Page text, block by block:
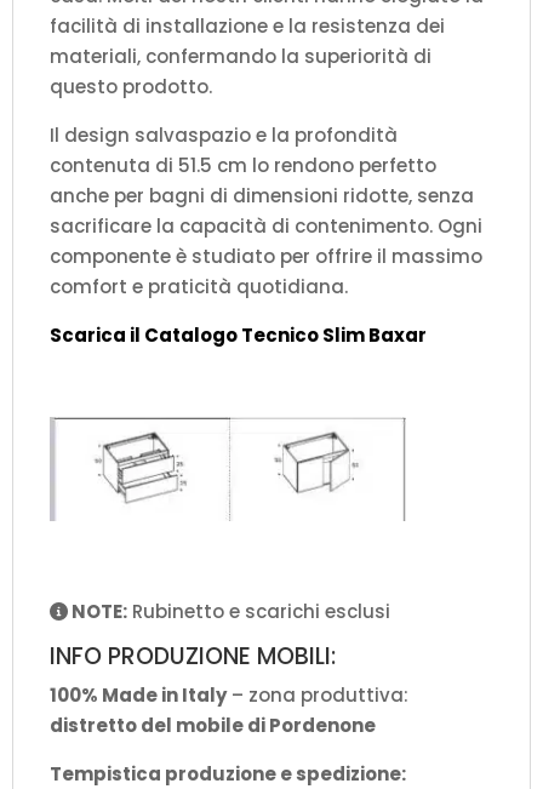
facilità di installazione e la resistenza dei
materiali, confermando la superiorità di
questo prodotto.
Il design salvaspazio e la profondità
contenuta di 51.5 cm lo rendono perfetto
anche per bagni di dimensioni ridotte, senza
sacrificare la capacità di contenimento. Ogni
componente è studiato per offrire il massimo
comfort e praticità quotidiana.
Scarica il Catalogo Tecnico Slim Baxar
NOTE: Rubinetto e scarichi esclusi
INFO PRODUZIONE MOBILI:
100% Made in Italy– zona produttiva:
distretto del mobile di Pordenone
Tempistica produzione e spedizione: